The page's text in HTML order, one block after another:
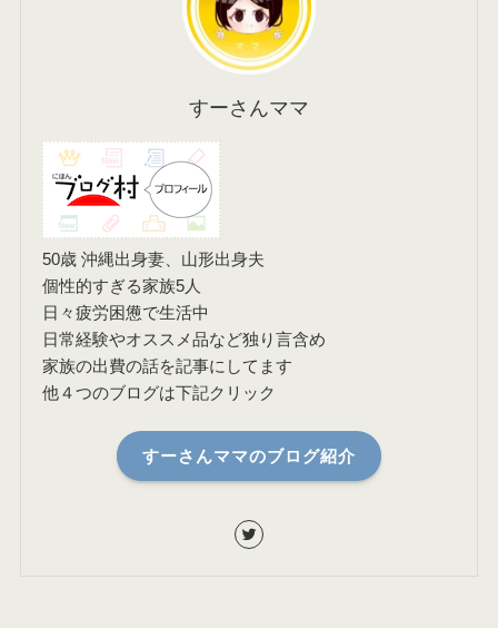
すーさんママ
50歳 沖縄出身妻、山形出身夫
個性的すぎる家族5人
日々疲労困憊で生活中
日常経験やオススメ品など独り言含め
家族の出費の話を記事にしてます
他４つのブログは下記クリック
すーさんママのブログ紹介